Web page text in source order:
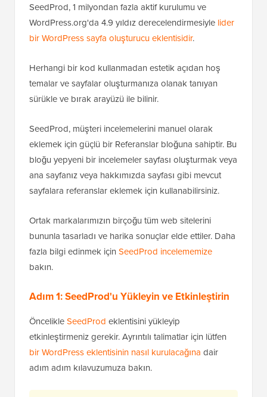
SeedProd, 1 milyondan fazla aktif kurulumu ve
WordPress.org'da 4.9 yıldız derecelendirmesiyle lider
bir WordPress sayfa oluşturucu eklentisidir.
Herhangi bir kod kullanmadan estetik açıdan hoş
temalar ve sayfalar oluşturmanıza olanak tanıyan
sürükle ve bırak arayüzü ile bilinir.
SeedProd, müşteri incelemelerini manuel olarak
eklemek için güçlü bir Referanslar bloğuna sahiptir. Bu
bloğu yepyeni bir incelemeler sayfası oluşturmak veya
ana sayfanız veya hakkımızda sayfası gibi mevcut
sayfalara referanslar eklemek için kullanabilirsiniz.
Ortak markalarımızın birçoğu tüm web sitelerini
bununla tasarladı ve harika sonuçlar elde ettiler. Daha
fazla bilgi edinmek için SeedProd incelememize
bakın.
Adım 1: SeedProd'u Yükleyin ve Etkinleştirin
ÖncelikleSeedProd eklentisini yükleyip
etkinleştirmeniz gerekir. Ayrıntılı talimatlar için lütfen
bir WordPress eklentisinin nasıl kurulacağına dair
adım adım kılavuzumuza bakın.